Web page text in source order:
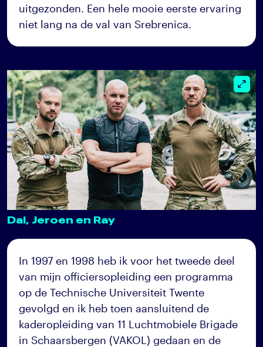
uitgezonden. Een hele mooie eerste ervaring
niet lang na de val van Srebrenica.
Dai, Jeroen en Ray
In 1997 en 1998 heb ik voor het tweede deel
van mijn officiersopleiding een programma
op de Technische Universiteit Twente
gevolgd en ik heb toen aansluitend de
kaderopleiding van 11 Luchtmobiele Brigade
in Schaarsbergen (VAKOL) gedaan en de